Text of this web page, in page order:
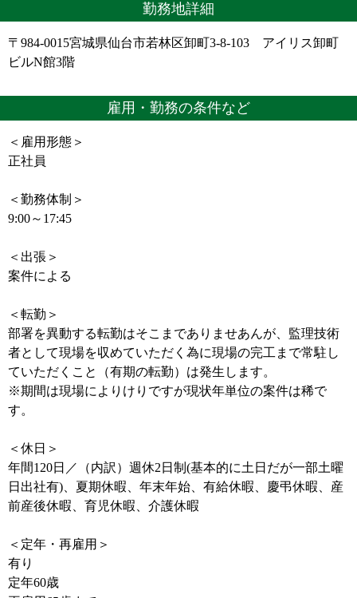
勤務地詳細
〒984-0015宮城県仙台市若林区卸町3-8-103 アイリス卸町
ビルN館3階
雇用・勤務の条件など
＜雇用形態＞
正社員
＜勤務体制＞
9:00～17:45
＜出張＞
案件による
＜転勤＞
部署を異動する転勤はそこまでありませあんが、監理技術
者として現場を収めていただく為に現場の完工まで常駐し
ていただくこと（有期の転勤）は発生します。
※期間は現場によりけりですが現状年単位の案件は稀で
す。
＜休日＞
年間120日／（内訳）週休2日制(基本的に土日だが一部土曜
日出社有)、夏期休暇、年末年始、有給休暇、慶弔休暇、産
前産後休暇、育児休暇、介護休暇
＜定年・再雇用＞
有り
定年60歳